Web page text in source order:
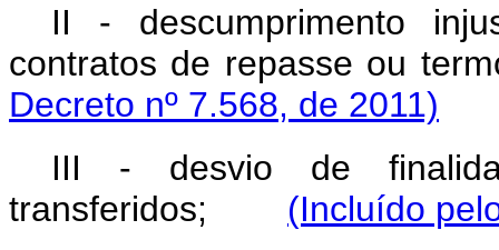
II - descumprimento
contratos de repasse ou
Decreto nº 7.568, de 2011)
III - desvio de
transferidos; (Incluído